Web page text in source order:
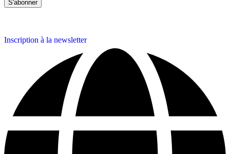
Inscription à la newsletter